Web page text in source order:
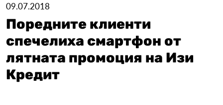
09.07.2018
Поредните клиенти
спечелиха смартфон от
лятната промоция на Изи
Кредит